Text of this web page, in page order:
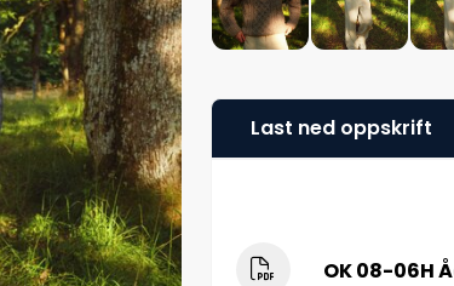
Last ned oppskrift
OK 08-06H